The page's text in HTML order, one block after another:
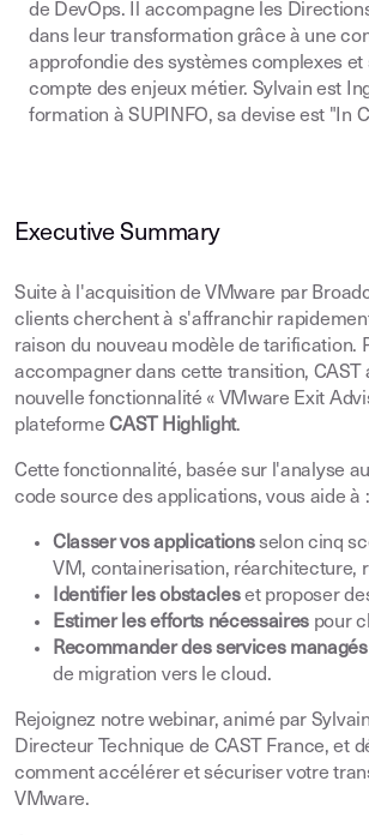
de DevOps. Il accompagne les
dans leur transformation grâce à une
approfondie des systèmes complexes et
compte des enjeux métier. Sylvain est
formation à SUPINFO, sa devise est "In
Executive Summary
Suite à l'acquisition de VMware par
clients cherchent à s'affranchir
raison du nouveau modèle de tarification.
accompagner dans cette transition, CAST
nouvelle fonctionnalité « VMware Exit
plateformeCAST Highlight.
Cette fonctionnalité, basée sur l'analyse
code source des applications, vous aide à :
Classer vos applicationsselon cinq
VM, containerisation, réarchitecture,
Identifier les obstacleset proposer
Estimer les efforts nécessaires pour
Recommander des services managés
de migration vers le cloud.
Rejoignez notre webinar, animé par
Directeur Technique de CAST France, et
comment accélérer et sécuriser votre
VMware.